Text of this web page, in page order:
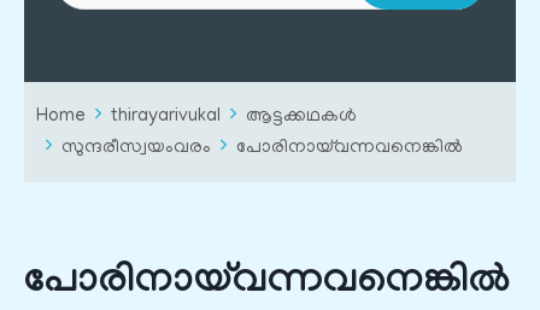
Home thirayarivukal
ആട്ടക്കഥകൾ
സുന്ദരീസ്വയംവരം
പോരിനായ്‌വന്നവനെങ്കിൽ
പോരിനായ്‌വന്നവനെങ്കിൽ